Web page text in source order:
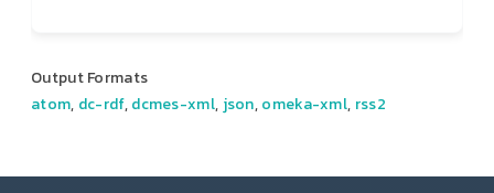
Output Formats
atom, dc-rdf,dcmes-xml, json,omeka-xml, rss2